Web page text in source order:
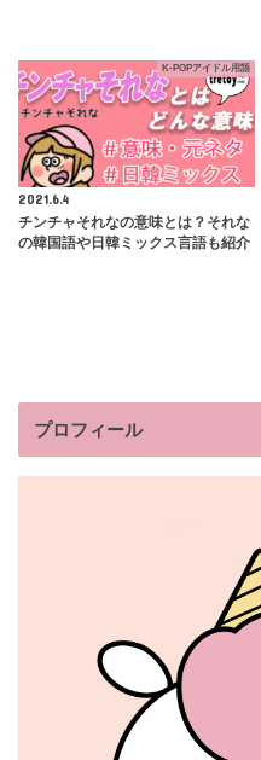
K-POPアイドル用語
2021.6.4
チンチャそれなの意味とは？それな
の韓国語や日韓ミックス言語も紹介
プロフィール